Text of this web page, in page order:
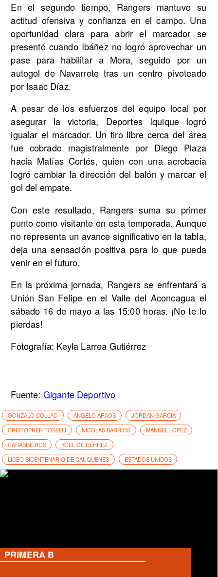
En el segundo tiempo, Rangers mantuvo su
actitud ofensiva y confianza en el campo. Una
oportunidad clara para abrir el marcador se
presentó cuando Ibáñez no logró aprovechar un
pase para habilitar a Mora, seguido por un
autogol de Navarrete tras un centro pivoteado
por Isaac Díaz.
A pesar de los esfuerzos del equipo local por
asegurar la victoria, Deportes Iquique logró
igualar el marcador. Un tiro libre cerca del área
fue cobrado magistralmente por Diego Plaza
hacia Matías Cortés, quien con una acrobacia
logró cambiar la dirección del balón y marcar el
gol del empate.
Con este resultado, Rangers suma su primer
punto como visitante en esta temporada. Aunque
no representa un avance significativo en la tabla,
deja una sensación positiva para lo que pueda
venir en el futuro.
En la próxima jornada, Rangers se enfrentará a
Unión San Felipe en el Valle del Aconcagua el
sábado 16 de mayo a las 15:00 horas. ¡No te lo
pierdas!
Fotografía: Keyla Larrea Gutiérrez
Fuente: Gigante Deportivo
GONZALO COLLAO ÁNGELO ARAOS
JORDAN GARCÍA
CRISTOPHER TOSELLI
NICOLAS BARRIOS
MANUEL LOPEZ
CARABINEROS
YOEL GUTIÉRREZ
LICEO BICENTENARIO DE CAUQUENES
ESTADOS UNIDOS
PRIMERA B